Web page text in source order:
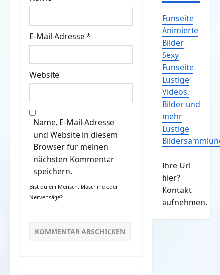
n
E-Mail-Adresse*
Website
Name, E-Mail-Adresse
und Website in diesem
Browser für meinen
nächsten Kommentar
speichern.
Bist du ein Mensch, Maschine oder
Nervensäge?
Funseite
Animierte
Bilder
Sexy
Funseite
Lustige
Videos,
Bilder und
mehr
Lustige
Ihre Url
hier?
Kontakt
aufnehmen.